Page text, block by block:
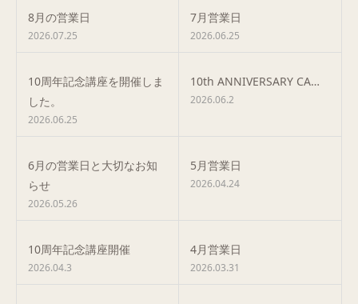
8月の営業日
2026.07.25
7月営業日
2026.06.25
10周年記念講座を開催しま
した。
2026.06.25
10th ANNIVERSARY CA…
2026.06.2
6月の営業日と大切なお知
らせ
2026.05.26
5月営業日
2026.04.24
10周年記念講座開催
2026.04.3
4月営業日
2026.03.31